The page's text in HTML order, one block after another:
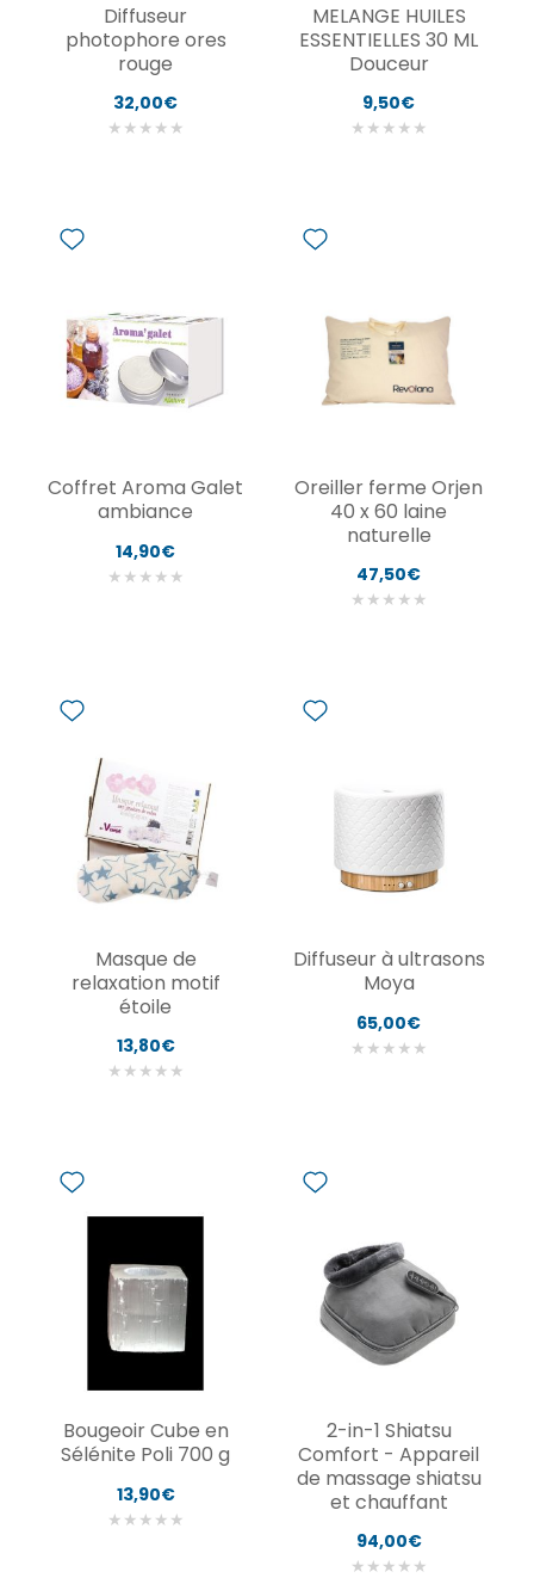
Diffuseur
photophore ores
rouge
32,00€
★ ★ ★ ★ ★
MELANGE HUILES
ESSENTIELLES 30 ML
Douceur
9,50€
★ ★ ★ ★ ★
Coffret Aroma Galet
ambiance
14,90€
★ ★ ★ ★ ★
Oreiller ferme Orjen
40 x 60 laine
naturelle
47,50€
★ ★ ★ ★ ★
Masque de
relaxation motif
étoile
13,80€
★ ★ ★ ★ ★
Diffuseur à ultrasons
Moya
65,00€
★ ★ ★ ★ ★
Bougeoir Cube en
Sélénite Poli 700 g
13,90€
★ ★ ★ ★ ★
2-in-1 Shiatsu
Comfort - Appareil
de massage shiatsu
et chauffant
94,00€
★ ★ ★ ★ ★